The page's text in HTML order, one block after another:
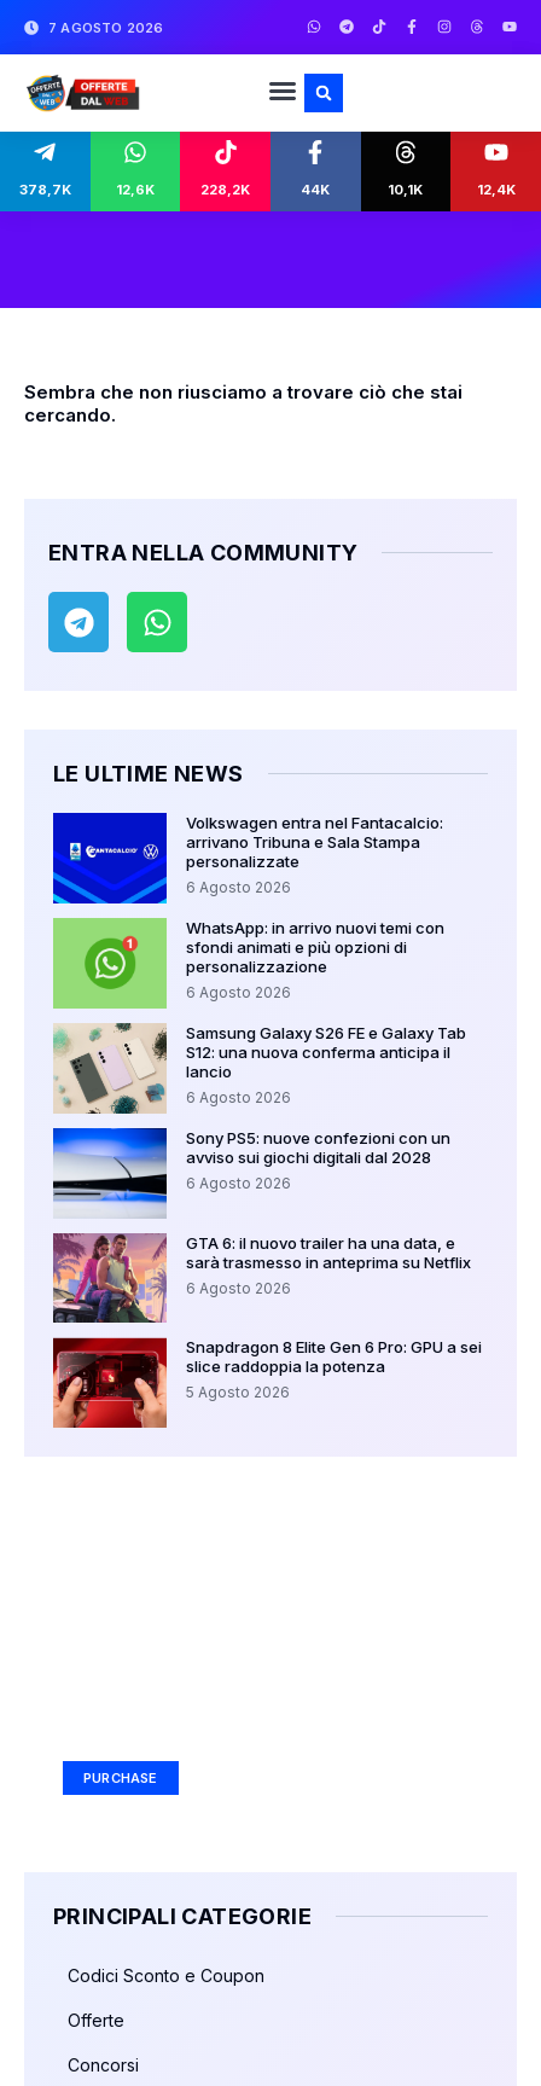
7 AGOSTO 2026
378,7K 12,6K 228,2K 44K 10,1K 12,4K
Sembra che non riusciamo a trovare ciò che stai
cercando.
ENTRA NELLA COMMUNITY
LE ULTIME NEWS
Volkswagen entra nel Fantacalcio:
arrivano Tribuna e Sala Stampa
personalizzate
6 Agosto 2026
WhatsApp: in arrivo nuovi temi con
sfondi animati e più opzioni di
personalizzazione
6 Agosto 2026
Samsung Galaxy S26 FE e Galaxy Tab
S12: una nuova conferma anticipa il
lancio
6 Agosto 2026
Sony PS5: nuove confezioni con un
avviso sui giochi digitali dal 2028
6 Agosto 2026
GTA 6: il nuovo trailer ha una data, e
sarà trasmesso in anteprima su Netflix
6 Agosto 2026
Snapdragon 8 Elite Gen 6 Pro: GPU a sei
slice raddoppia la potenza
5 Agosto 2026
PURCHASE
PRINCIPALI CATEGORIE
Codici Sconto e Coupon
Offerte
Concorsi